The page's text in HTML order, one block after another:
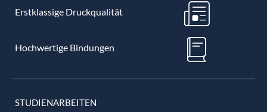
Erstklassige Druckqualität
Hochwertige Bindungen
STUDIENARBEITEN